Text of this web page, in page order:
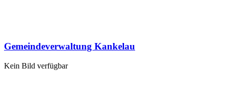
Gemeindeverwaltung Kankelau
Kein Bild verfügbar